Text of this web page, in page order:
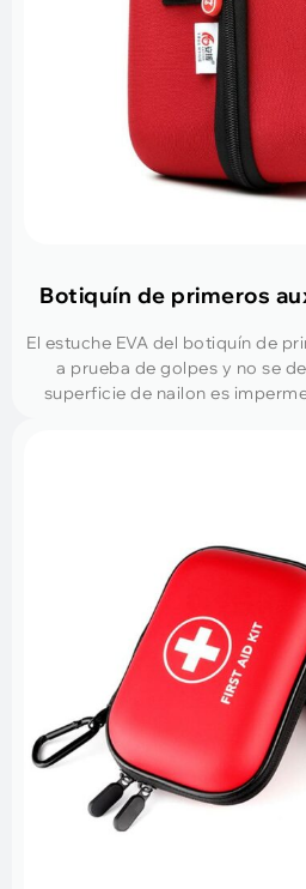
Botiquín de primeros
El estuche EVA del botiquín de
a prueba de golpes y no se
superficie de nailon es